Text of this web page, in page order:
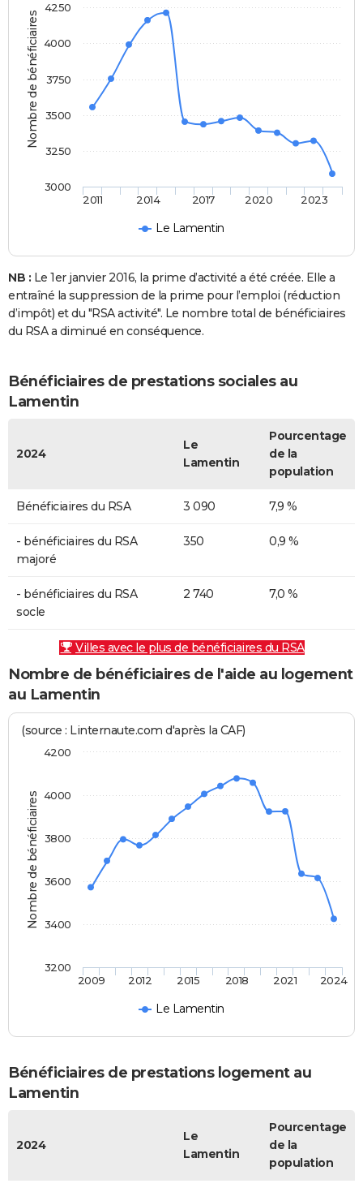
Nombre de bénéficiaires
Le Lamentin
2011 2014 2017 2020 2023
3000
3250
3500
3750
4000
4250
NB : Le 1er janvier 2016, la prime d’activité a été créée. Elle a
entraîné la suppression de la prime pour l’emploi (réduction
d’impôt) et du "RSA activité". Le nombre total de bénéficiaires
du RSA a diminué en conséquence.
Bénéficiaires de prestations sociales au
Lamentin
2024
Le
Lamentin
Pourcentage
de la
population
Bénéficiaires du RSA 3 090 7,9 %
- bénéficiaires du RSA
majoré
350 0,9 %
- bénéficiaires du RSA
socle
2 740 7,0 %
Villes avec le plus de bénéficiaires du RSA
Nombre de bénéficiaires de l'aide au logement
au Lamentin
Nombre de bénéficiaires
(source : Linternaute.com d'après la CAF)
Le Lamentin
2009 2012 2015 2018 2021 2024
3200
3400
3600
3800
4000
4200
Bénéficiaires de prestations logement au
Lamentin
2024
Le
Lamentin
Pourcentage
de la
population